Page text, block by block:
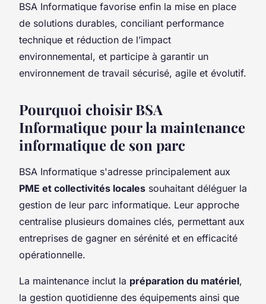
BSA Informatique favorise enfin la mise en place
de solutions durables, conciliant performance
technique et réduction de l’impact
environnemental, et participe à garantir un
environnement de travail sécurisé, agile et évolutif.
Pourquoi choisir BSA
Informatique pour la maintenance
informatique de son parc
BSA Informatique s'adresse principalement aux
PME et collectivités locales souhaitant déléguer la
gestion de leur parc informatique. Leur approche
centralise plusieurs domaines clés, permettant aux
entreprises de gagner en sérénité et en efficacité
opérationnelle.
La maintenance inclut la préparation du matériel,
la gestion quotidienne des équipements ainsi que